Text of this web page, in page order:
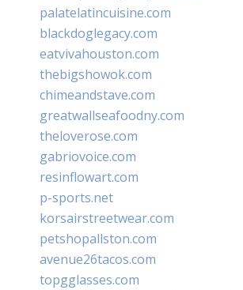
palatelatincuisine.com
blackdoglegacy.com
eatvivahouston.com
thebigshowok.com
chimeandstave.com
greatwallseafoodny.com
theloverose.com
gabriovoice.com
resinflowart.com
p-sports.net
korsairstreetwear.com
petshopallston.com
avenue26tacos.com
topgglasses.com